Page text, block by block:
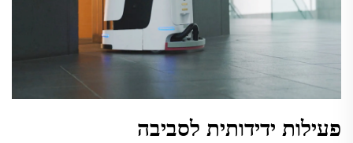
פעילות ידידותית לסביבה